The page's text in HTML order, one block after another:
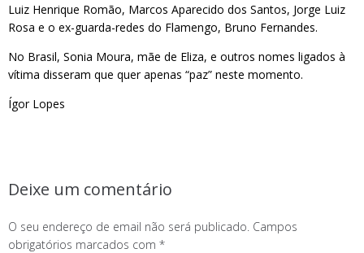
Luiz Henrique Romão, Marcos Aparecido dos Santos, Jorge Luiz
Rosa e o ex-guarda-redes do Flamengo, Bruno Fernandes.
No Brasil, Sonia Moura, mãe de Eliza, e outros nomes ligados à
vítima disseram que quer apenas “paz” neste momento.
Ígor Lopes
Deixe um comentário
O seu endereço de email não será publicado. Campos
obrigatórios marcados com *